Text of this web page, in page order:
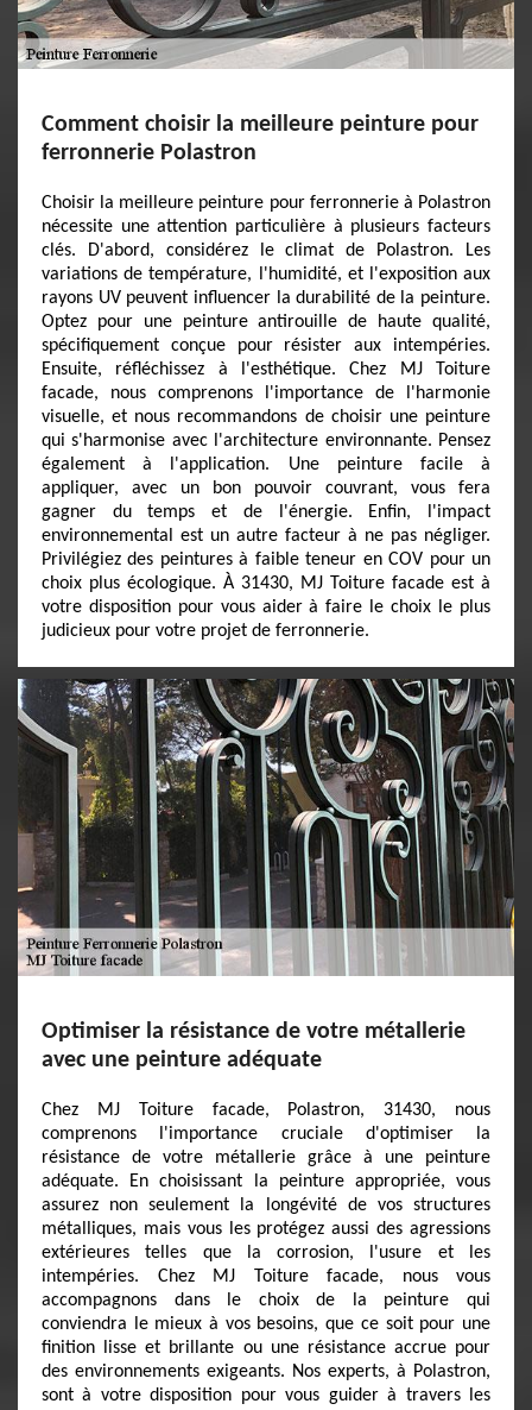
Comment choisir la meilleure peinture pour
ferronnerie Polastron
Choisir la meilleure peinture pour ferronnerie à Polastron
nécessite une attention particulière à plusieurs facteurs
clés. D'abord, considérez le climat de Polastron. Les
variations de température, l'humidité, et l'exposition aux
rayons UV peuvent influencer la durabilité de la peinture.
Optez pour une peinture antirouille de haute qualité,
spécifiquement conçue pour résister aux intempéries.
Ensuite, réfléchissez à l'esthétique. Chez MJ Toiture
facade, nous comprenons l'importance de l'harmonie
visuelle, et nous recommandons de choisir une peinture
qui s'harmonise avec l'architecture environnante. Pensez
également à l'application. Une peinture facile à
appliquer, avec un bon pouvoir couvrant, vous fera
gagner du temps et de l'énergie. Enfin, l'impact
environnemental est un autre facteur à ne pas négliger.
Privilégiez des peintures à faible teneur en COV pour un
choix plus écologique. À 31430, MJ Toiture facade est à
votre disposition pour vous aider à faire le choix le plus
judicieux pour votre projet de ferronnerie.
Optimiser la résistance de votre métallerie
avec une peinture adéquate
Chez MJ Toiture facade, Polastron, 31430, nous
comprenons l'importance cruciale d'optimiser la
résistance de votre métallerie grâce à une peinture
adéquate. En choisissant la peinture appropriée, vous
assurez non seulement la longévité de vos structures
métalliques, mais vous les protégez aussi des agressions
extérieures telles que la corrosion, l'usure et les
intempéries. Chez MJ Toiture facade, nous vous
accompagnons dans le choix de la peinture qui
conviendra le mieux à vos besoins, que ce soit pour une
finition lisse et brillante ou une résistance accrue pour
des environnements exigeants. Nos experts, à Polastron,
sont à votre disposition pour vous guider à travers les